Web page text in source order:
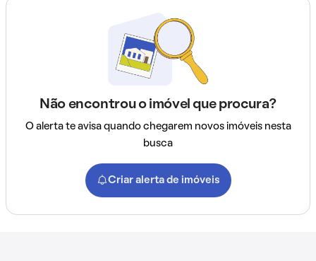
Não encontrou o imóvel que procura?
O alerta te avisa quando chegarem novos imóveis nesta
busca
Criar alerta de imóveis